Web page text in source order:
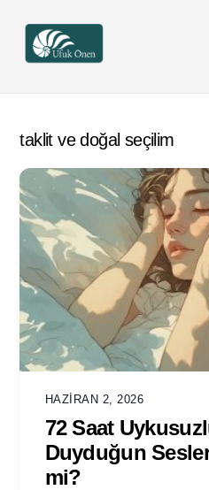
content
taklit ve doğal seçilim
HAZIRAN 2, 2026
72 Saat
Duyduğun
mi?